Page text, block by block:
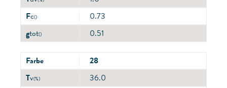
Fc()
0.73
gtot() 0.51
Farbe
28
Tv(%)
36.0